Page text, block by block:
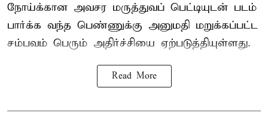
நோய்க்கான அவசர மருத்துவப் பெட்டியுடன் படம்
பார்க்க வந்த பெண்ணுக்கு அனுமதி மறுக்கப்பட்ட
சம்பவம் பெரும் அதிர்ச்சியை ஏற்படுத்தியுள்ளது.
Read More